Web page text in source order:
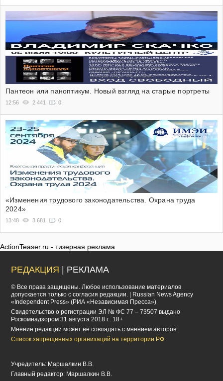
Пантеон или паноптикум. Новый взгляд на старые портреты
12:56 2 441 0
«Изменения трудового законодательства. Охрана труда
2024»
13:48 3 681 0
ActionTeaser.ru - тизерная реклама
РЕДАКЦИЯ | РЕКЛАМА
© Все права защищены. Любое использование материалов
допускается только с согласия редакции. | Russian News Agency
«Independent Press» (РИА «Независимая Пресса»)
Cвидетельство о регистрации ЭЛ № ФС 77 – 73507 выдано
Роскомнадзором 31 августа 2018 г.. 18+
Мнение редакции может не совпадать с мнением авторов.
Список запрещенных организаций на территории РФ
Учредитель: Маршалкин В.В.
Главный редактор: Маршалкин В.В.